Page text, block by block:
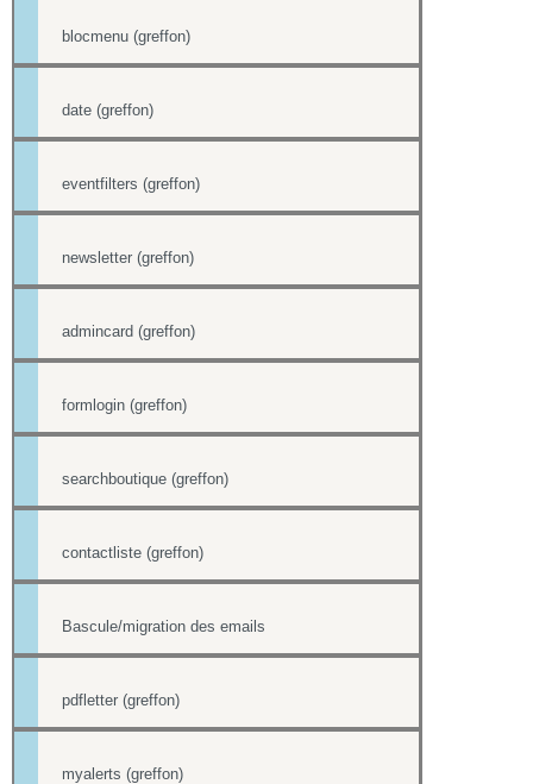
blocmenu (greffon)
date (greffon)
eventfilters (greffon)
newsletter (greffon)
admincard (greffon)
formlogin (greffon)
searchboutique (greffon)
contactliste (greffon)
Bascule/migration des emails
pdfletter (greffon)
myalerts (greffon)